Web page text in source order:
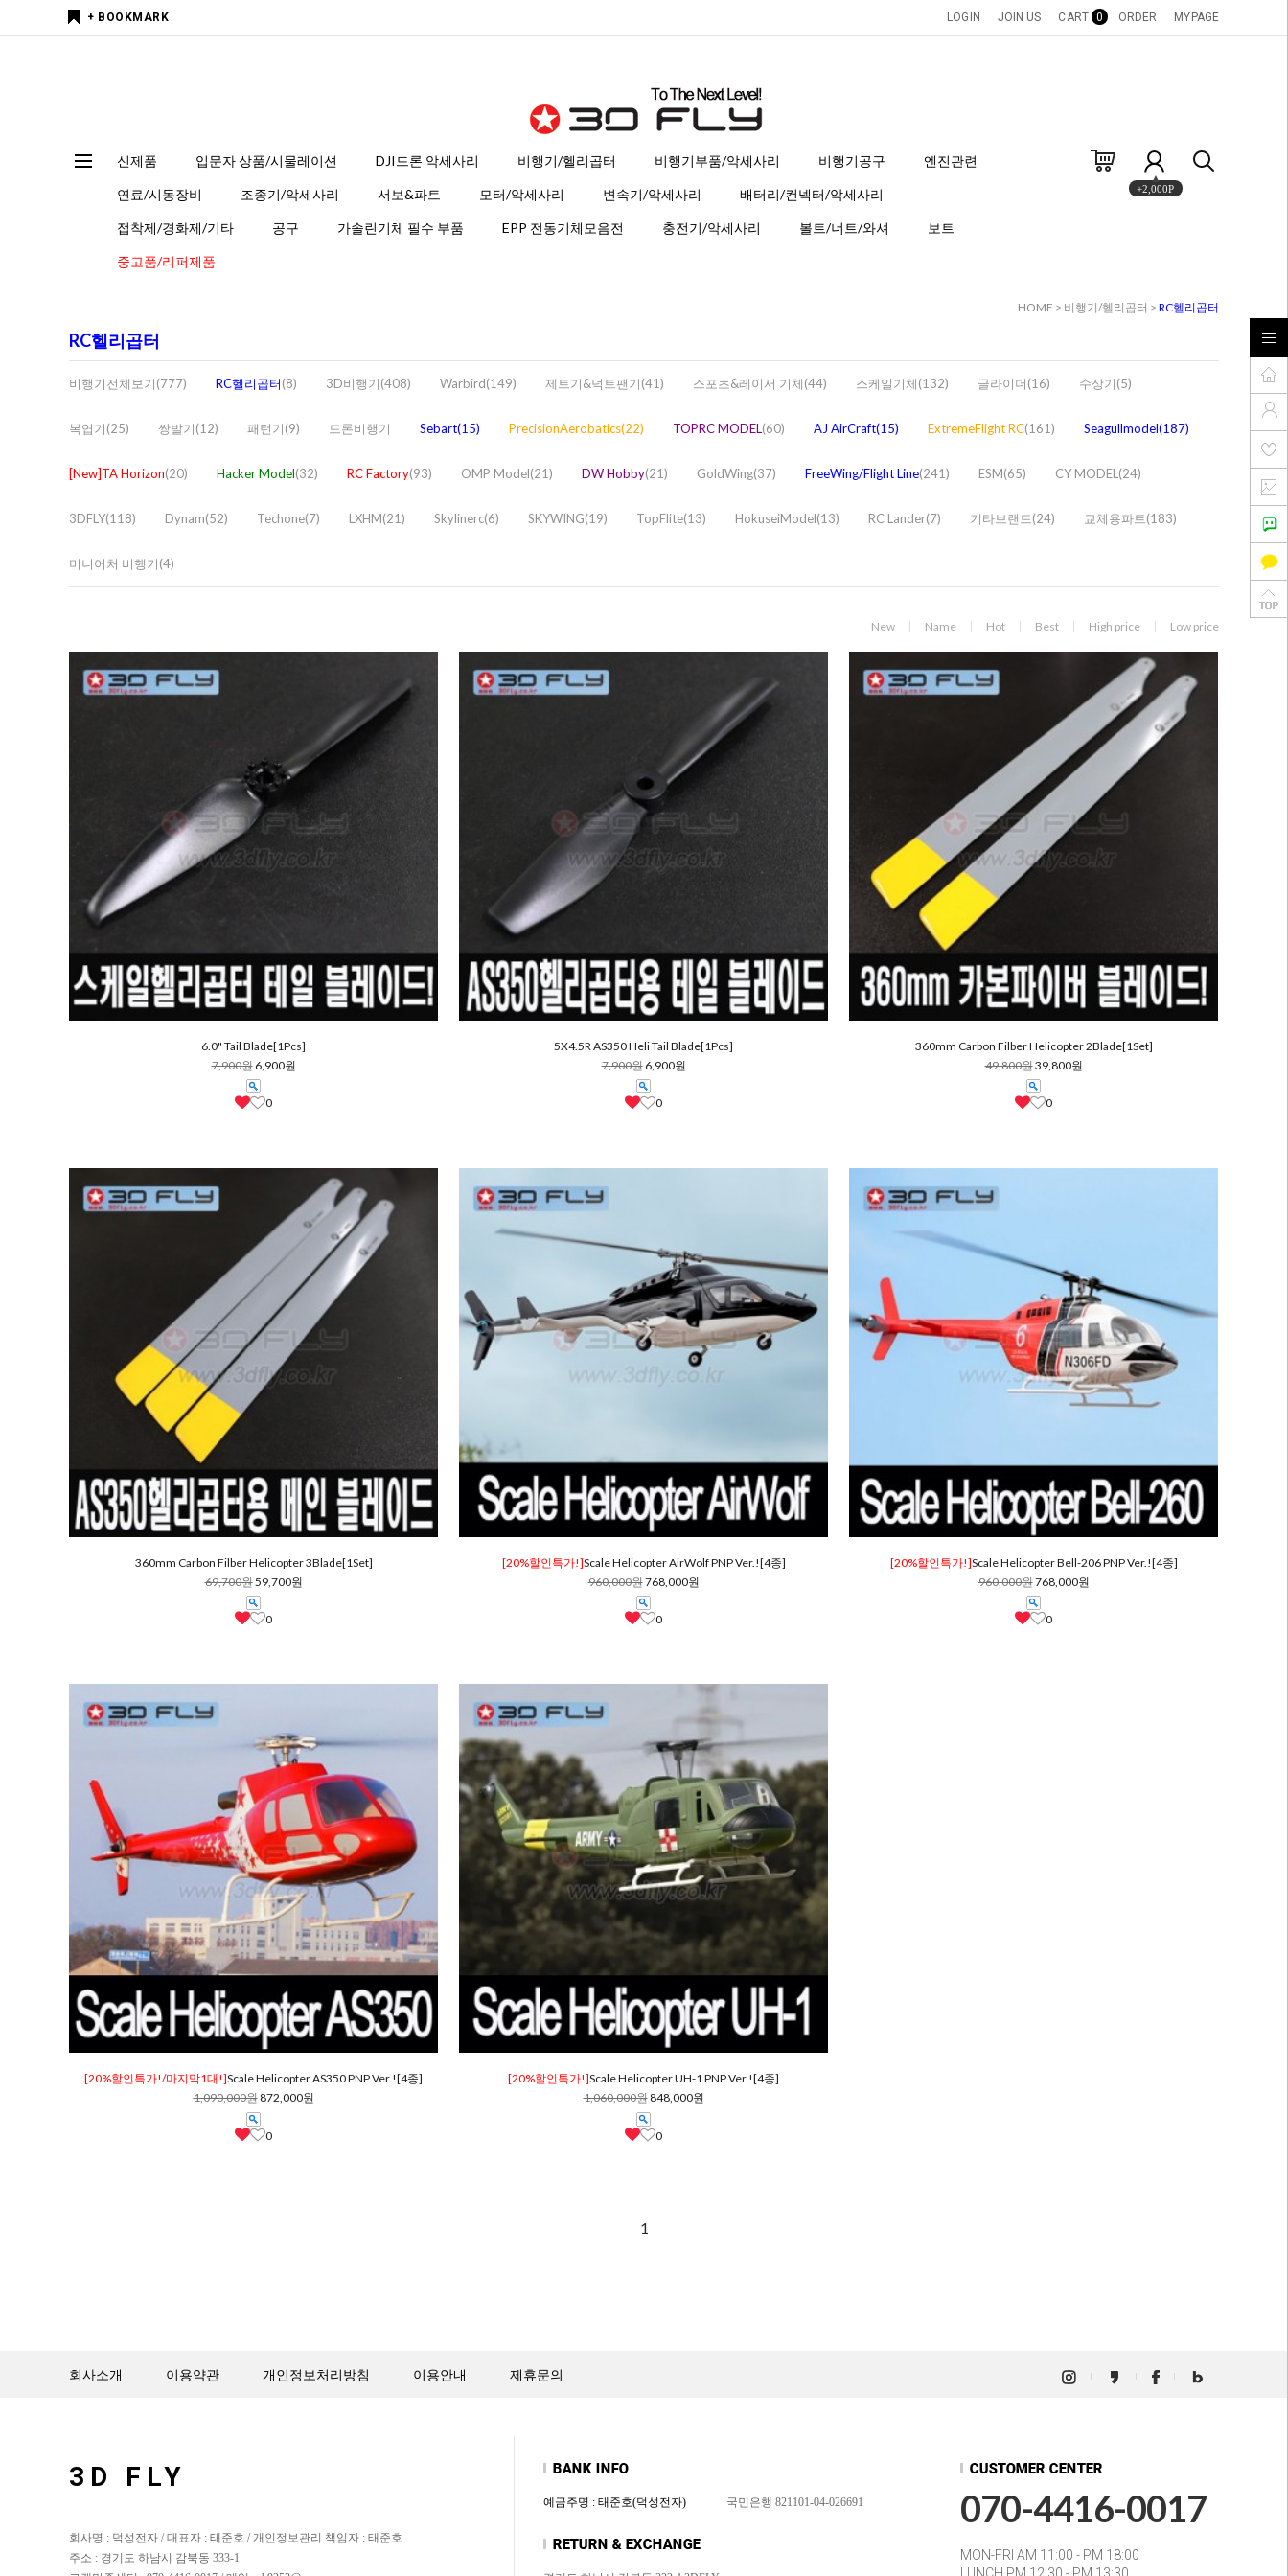
+ BOOKMARK LOGIN JOIN US CART 0 ORDER MYPAGE
신제품 입문자 상품/시물레이션 DJI드론 악세사리 비행기/헬리곱터 비행기부품/악세사리 비행기공구 엔진관련
연료/시동장비 조종기/악세사리 서보&파트 모터/악세사리 변속기/악세사리 배터리/컨넥터/악세사리
접착제/경화제/기타 공구 가솔린기체 필수 부품 EPP 전동기체모음전 충전기/악세사리 볼트/너트/와셔 보트
중고품/리퍼제품
+2,000P
HOME > 비행기/헬리곱터 > RC헬리곱터
RC헬리곱터
비행기전체보기(777) RC헬리곱터(8) 3D비행기(408) Warbird(149) 제트기&덕트팬기(41) 스포츠&레이서 기체(44) 스케일기체(132) 글라이더(16) 수상기(5)
복엽기(25) 쌍발기(12) 패턴기(9) 드론비행기 Sebart(15) PrecisionAerobatics(22) TOPRC MODEL(60) AJ AirCraft(15) ExtremeFlight RC(161) Seagullmodel(187)
[New]TA Horizon(20) Hacker Model(32) RC Factory(93) OMP Model(21) DW Hobby(21) GoldWing(37) FreeWing/Flight Line(241) ESM(65) CY MODEL(24)
3DFLY(118) Dynam(52) Techone(7) LXHM(21) Skylinerc(6) SKYWING(19) TopFlite(13) HokuseiModel(13) RC Lander(7) 기타브랜드(24) 교체용파트(183)
미니어처 비행기(4)
New Name Hot Best High price Low price
6.0" Tail Blade[1Pcs]
7,900원 6,900원
0
5X4.5R AS350 Heli Tail Blade[1Pcs]
7,900원 6,900원
0
360mm Carbon Filber Helicopter 2Blade[1Set]
49,800원39,800원
0
360mm Carbon Filber Helicopter 3Blade[1Set]
69,700원59,700원
0
[20%할인특가!]Scale Helicopter AirWolf PNP Ver.![4종]
960,000원768,000원
0
[20%할인특가!]Scale Helicopter Bell-206 PNP Ver.![4종]
960,000원768,000원
0
[20%할인특가!/마지막1대!]Scale Helicopter AS350 PNP Ver.![4종]
1,090,000원872,000원
0
[20%할인특가!]Scale Helicopter UH-1 PNP Ver.![4종]
1,060,000원848,000원
0
1
회사소개 이용약관 개인정보처리방침 이용안내 제휴문의
3D FLY
회사명 : 덕성전자 / 대표자 : 태준호 / 개인정보관리 책임자 : 태준호
주소 : 경기도 하남시 감북동 333-1
예금주명 : 태준호(덕성전자) 국민은행 821101-04-026691 070-4416-0017
MON-FRI AM 11:00 - PM 18:00